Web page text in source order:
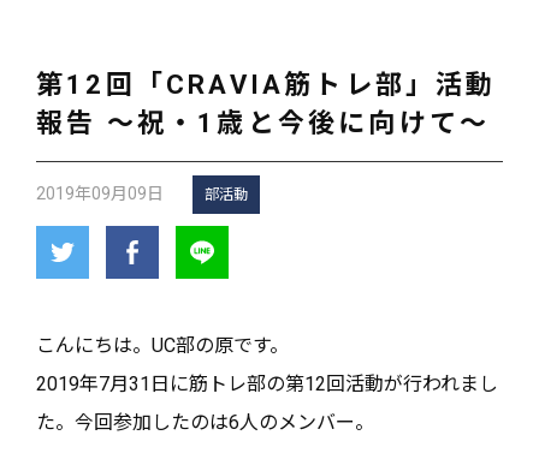
第12回「CRAVIA筋トレ部」活動
報告 ～祝・1歳と今後に向けて～
2019年09月09日 部活動
こんにちは。UC部の原です。
2019年7月31日に筋トレ部の第12回活動が行われまし
た。今回参加したのは6人のメンバー。